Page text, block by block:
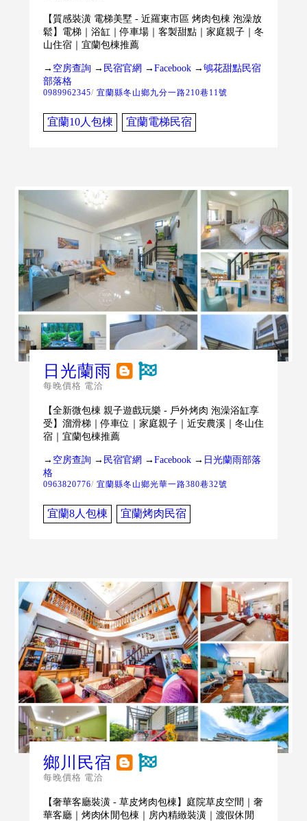
【質感裝潢 電梯美墅 - 近羅東市區 烤肉包棟 泡澡放
鬆】電梯｜浴缸｜停車場｜客製甜點｜家庭親子｜冬
山住宿｜宜蘭包棟推薦
→ 空房查詢→ 民宿官網 →Facebook→鴝花甜點民宿
部落格
0989962345/ 宜蘭縣冬山鄉九分一路210巷11號
宜蘭10人包棟 宜蘭電梯民宿
日光蘭雨
每晚價格 電洽
【全新微包棟 親子遊戲玩樂 - 戶外烤肉 泡澡浴缸享
受】溜滑梯｜停車位｜家庭親子｜近安農溪｜冬山住
宿｜宜蘭包棟推薦
→ 空房查詢→ 民宿官網 →Facebook→ 日光蘭雨部落
格
0963820776/ 宜蘭縣冬山鄉光華一路380巷32號
宜蘭8人包棟 宜蘭烤肉民宿
鄉川民宿
每晚價格 電洽
【奢華客廳裝潢 - 草皮烤肉包棟】庭院草皮空間｜奢
華客廳｜烤肉休閒包棟｜房內精緻裝潢｜渡假休閒